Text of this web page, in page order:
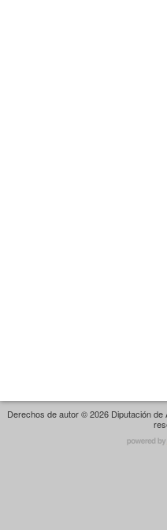
Derechos de autor © 2026 Diputación